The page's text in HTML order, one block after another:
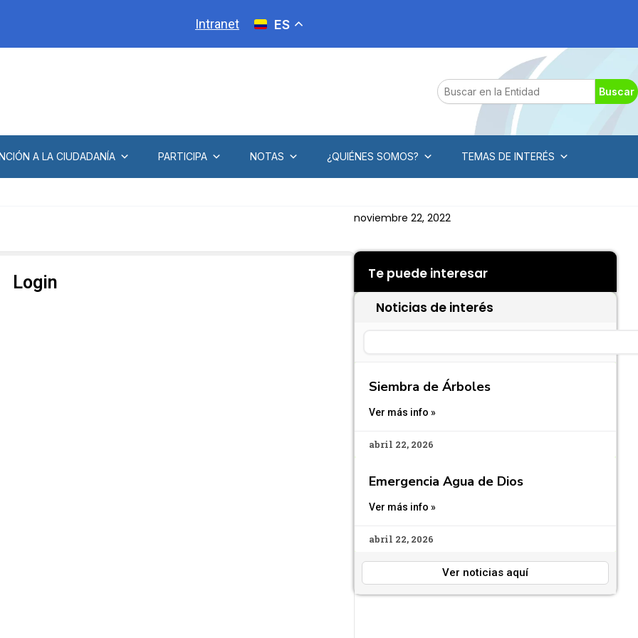
Intranet ES
Search Buscar
A LA CIUDADANÍA PARTICIPA NOTAS ¿QUIÉNES SOMOS? TEMAS DE INTERÉS
noviembre 22, 2022
Te puede interesar
Noticias de interés
Siembra de Árboles
Ver más info »
abril 22, 2026
Emergencia Agua de Dios
Ver más info »
abril 22, 2026
Ver noticias aquí
Login